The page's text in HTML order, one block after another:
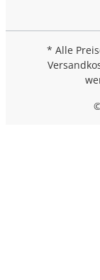
* Alle